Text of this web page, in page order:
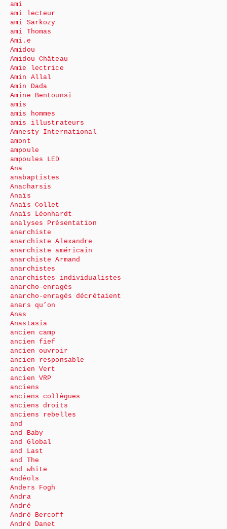
ami
ami lecteur
ami Sarkozy
ami Thomas
Ami.e
Amidou
Amidou Château
Amie lectrice
Amin Allal
Amin Dada
Amine Bentounsi
amis
amis hommes
amis illustrateurs
Amnesty International
amont
ampoule
ampoules LED
Ana
anabaptistes
Anacharsis
Anaïs
Anaïs Collet
Anaïs Léonhardt
analyses Présentation
anarchiste
anarchiste Alexandre
anarchiste américain
anarchiste Armand
anarchistes
anarchistes individualistes
anarcho-enragés
anarcho-enragés décrétaient
anars qu’on
Anas
Anastasia
ancien camp
ancien fief
ancien ouvroir
ancien responsable
ancien Vert
ancien VRP
anciens
anciens collègues
anciens droits
anciens rebelles
and
and Baby
and Global
and Last
and The
and white
Andéols
Anders Fogh
Andra
André
André Bercoff
André Danet